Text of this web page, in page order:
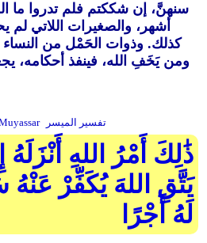
سنهنَّ، إن شككتم فلم تدروا ما
أشهر، والصغيرات اللاتي لم
كذلك. وذوات الحَمْل من
ومن يَخَفِ الله، فينفذ أحكامه،
تفسير الميسر
ذَٰلِكَ أَمْرُ اللهِ
يَتَّقِ اللهَ يُكَفِّرْ عَنْهُ
لَهُ أَجْرًا